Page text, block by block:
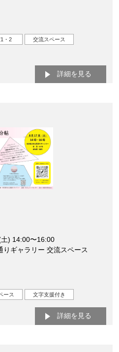
・2 交流スペース
詳細を見る
) 14:00〜16:00
りギャラリー 交流スペース
ース 文字支援付き
詳細を見る